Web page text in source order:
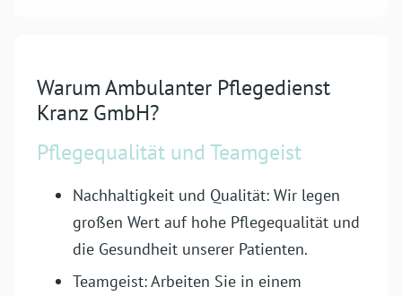
Warum Ambulanter Pflegedienst
Kranz GmbH?
Pflege­qualität und Teamgeist
Nach­haltigkeit und Qualität: Wir legen
großen Wert auf hohe Pflege­qualität und
die Gesundheit unserer Patienten.
Teamgeist: Arbeiten Sie in einem